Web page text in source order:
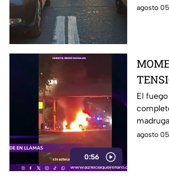
generan
agosto
0:56
sobre
vivió
El
intensa
agosto